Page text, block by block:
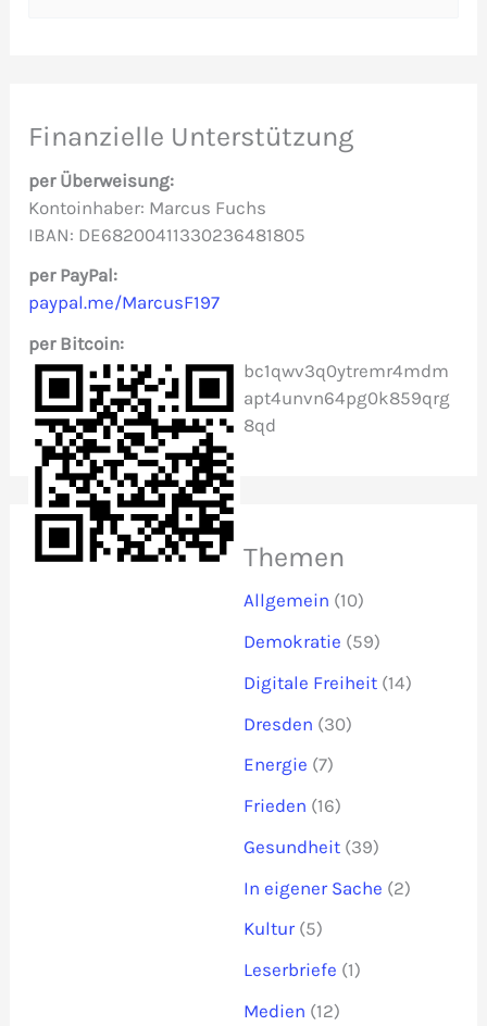
e
n
a
c
h
:
Finanzielle Unterstützung
per Überweisung:
Kontoinhaber: Marcus Fuchs
IBAN: DE68200411330236481805
per PayPal:
paypal.me/MarcusF197
per Bitcoin:
bc1qwv3q0ytremr4mdm
apt4unvn64pg0k859qrg
8qd
Themen
Allgemein (10)
Demokratie (59)
Digitale Freiheit (14)
Dresden (30)
Energie (7)
Frieden (16)
Gesundheit (39)
In eigener Sache (2)
Kultur (5)
Leserbriefe (1)
Medien (12)